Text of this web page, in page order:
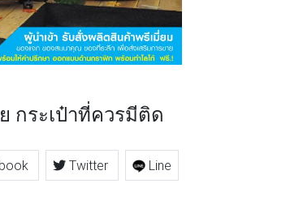
ย กระเป๋าที่ควรมีติด
Twitter
Line